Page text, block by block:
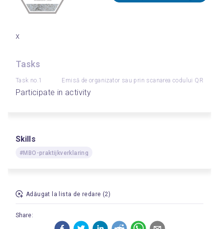
x
Tasks
Task no.1 Emisă de organizator sau prin scanarea codului QR
Participate in activity
Skills
#MBO-praktijkverklaring
Adăugat la lista de redare (2)
Share: